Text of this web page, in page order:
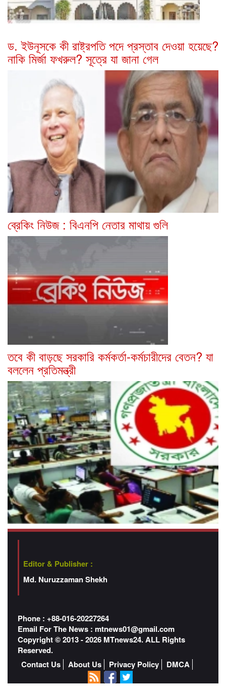
ড. ইউনূসকে কী রাষ্ট্রপতি পদে প্রস্তাব দেওয়া হয়েছে?
নাকি মির্জা ফখরুল? সূত্রে যা জানা গেল
ব্রেকিং নিউজ : বিএনপি নেতার মাথায় গুলি
তবে কী বাড়ছে সরকারি কর্মকর্তা-কর্মচারীদের বেতন? যা
বললেন প্রতিমন্ত্রী
Editor & Publisher :
Md. Nuruzzaman Shekh
Phone : +88-016-20227264
Email For The News : mtnews01@gmail.com
Copyright © 2013 - 2026 MTnews24. ALL Rights
Reserved.
Contact Us
About Us Privacy Policy DMCA